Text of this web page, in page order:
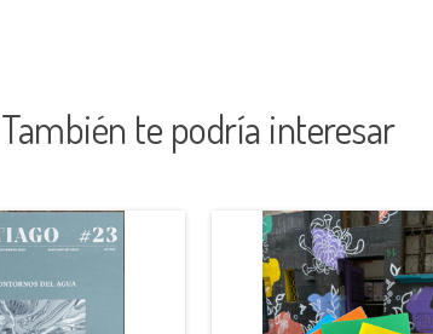
También te podría interesar